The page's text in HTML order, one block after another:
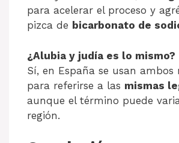
para acelerar el proceso y
pizca de bicarbonato de
¿Alubia y judía es lo mismo?
Sí, en España se usan ambos
para referirse a las mismas
aunque el término puede
región.